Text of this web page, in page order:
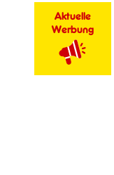
Aktuelle
Werbung